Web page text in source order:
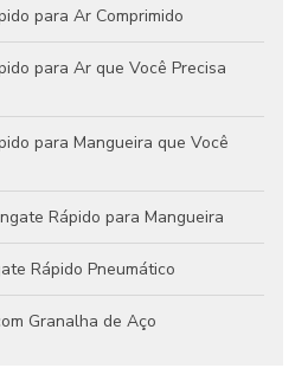
para Ar Comprimido
para Ar que Você Precisa
para Mangueira que Você
Rápido para Mangueira
Rápido Pneumático
Granalha de Aço